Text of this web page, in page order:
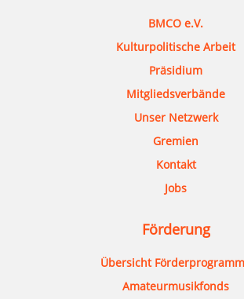
BMCO e.V.
Kulturpolitische Arbeit
Präsidium
Mitgliedsverbände
Unser Netzwerk
Gremien
Kontakt
Jobs
Förderung
Übersicht
Amateurmusikfonds